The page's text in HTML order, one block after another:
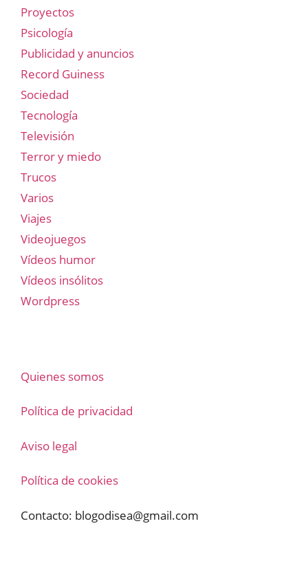
Proyectos
Psicología
Publicidad y anuncios
Record Guiness
Sociedad
Tecnología
Televisión
Terror y miedo
Trucos
Varios
Viajes
Videojuegos
Vídeos humor
Vídeos insólitos
Wordpress
Quienes somos
Política de privacidad
Aviso legal
Política de cookies
Contacto: blogodisea@gmail.com